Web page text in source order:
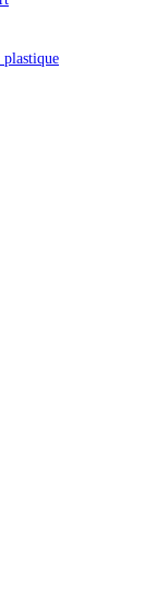
plastique